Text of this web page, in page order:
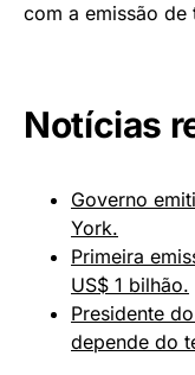
com a emissão de
Notícias
Governo
York.
Primeira
US$ 1 bilhão.
Presidente
depende do